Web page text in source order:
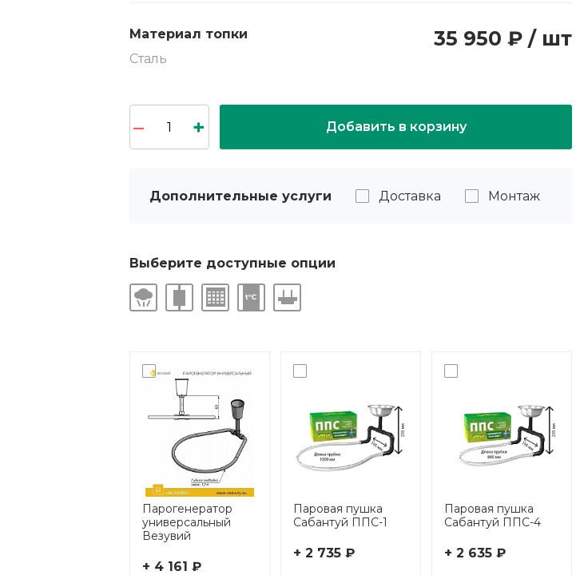
Материал топки
Сталь
35 950 ₽ / шт
Добавить в корзину
Дополнительные услуги Доставка Монтаж
Выберите доступные опции
Парогенератор
универсальный
Везувий
+ 4 161 ₽
Паровая пушка
Сабантуй ППС-1
+ 2 735 ₽
Паровая пушка
Сабантуй ППС-4
+ 2 635 ₽